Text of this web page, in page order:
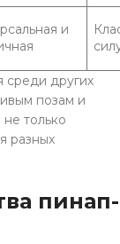
и
среди других
позам и
только
разных
пинап-